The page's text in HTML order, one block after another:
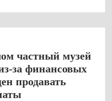
частный музей
за финансовых
продавать